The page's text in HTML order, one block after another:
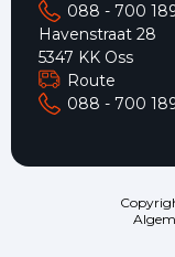
088 - 700
Havenstraat 28
5347 KK Oss
Route
088 - 700